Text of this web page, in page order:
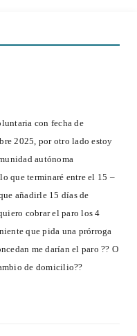
con fecha de
2025, por otro lado estoy
autónoma
que terminaré entre el 15 –
añadirle 15 días de
cobrar el paro los 4
que pida una prórroga
me darían el paro ?? O
de domicilio??